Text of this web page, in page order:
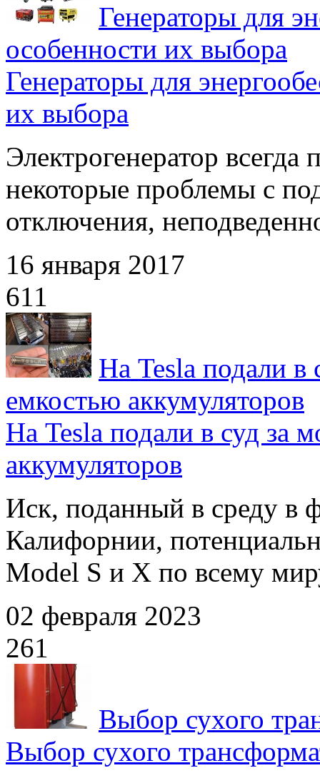
Генераторы для
особенности их выбора
Генераторы для
их выбора
Электрогенератор
некоторые проблемы с
отключения,
16 января 2017
611
На Tesla подали в
емкостью аккумуляторов
На Tesla подали в суд за
аккумуляторов
Иск, поданный в среду в
Калифорнии,
Model S и X по всему
02 февраля 2023
261
Выбор сухого
Выбор сухого